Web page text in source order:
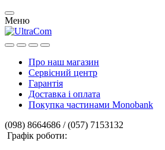
Меню
Про наш магазин
Сервісний центр
Гарантія
Доставка і оплата
Покупка частинами Monobank
(098) 8664686 / (057) 7153132
Графік роботи: